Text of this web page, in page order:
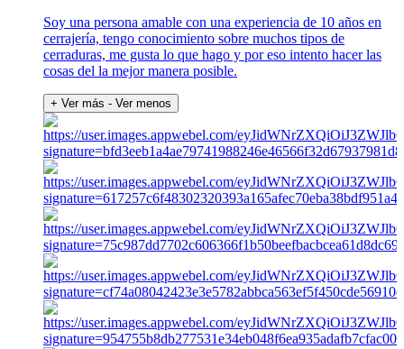
Soy una persona amable con una experiencia de 10 años en
cerrajería, tengo conocimiento sobre muchos tipos de
cerraduras, me gusta lo que hago y por eso intento hacer las
cosas del la mejor manera posible.
+ Ver más - Ver menos